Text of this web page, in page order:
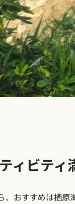
ィビティ
、おすすめは栖